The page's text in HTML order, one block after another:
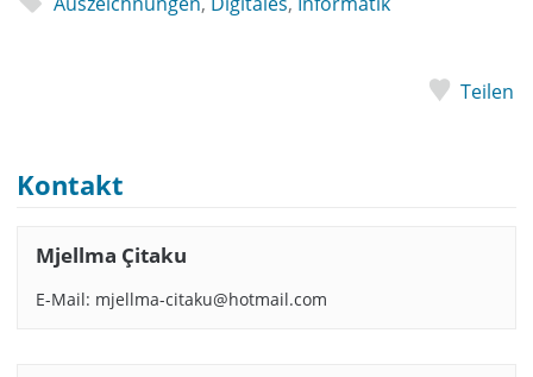
Teilen
Kontakt
Mjellma Çitaku
E-Mail: mjellma-citaku@hotmail.com